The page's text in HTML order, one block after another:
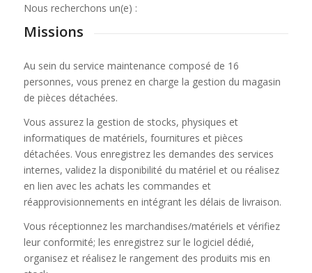
Nous recherchons un(e) :
Missions
Au sein du service maintenance composé de 16
personnes, vous prenez en charge la gestion du magasin
de pièces détachées.
Vous assurez la gestion de stocks, physiques et
informatiques de matériels, fournitures et pièces
détachées. Vous enregistrez les demandes des services
internes, validez la disponibilité du matériel et ou réalisez
en lien avec les achats les commandes et
réapprovisionnements en intégrant les délais de livraison.
Vous réceptionnez les marchandises/matériels et vérifiez
leur conformité; les enregistrez sur le logiciel dédié,
organisez et réalisez le rangement des produits mis en